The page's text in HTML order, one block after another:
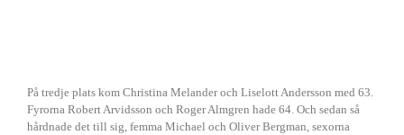
På tredje plats kom Christina Melander och Liselott Andersson med 63.
Fyrorna Robert Arvidsson och Roger Almgren hade 64. Och sedan så
hårdnade det till sig, femma Michael och Oliver Bergman, sexorna